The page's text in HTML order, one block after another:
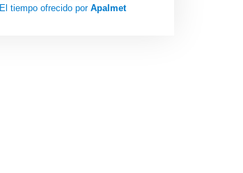
El tiempo ofrecido por Apalmet